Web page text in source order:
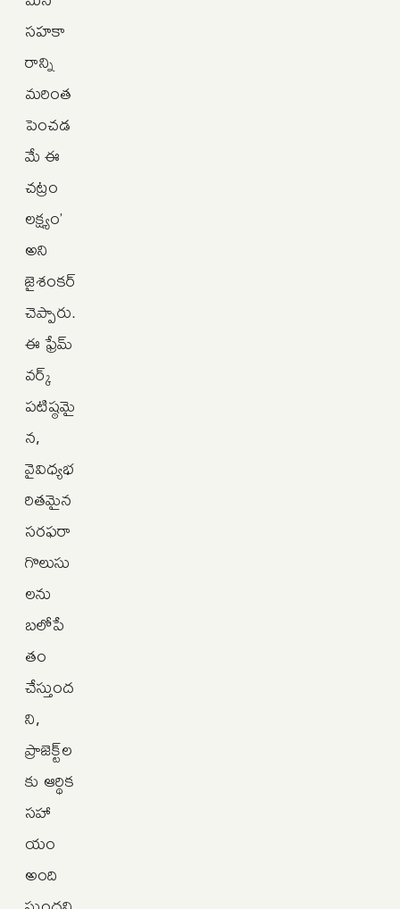
సహకా
రాన్ని
మరింత
పెంచడ
మే ఈ
చట్రం
లక్ష్యం’
అని
జైశంకర్‌
చెప్పారు.
ఈ ఫ్రేమ్‌
వర్క్‌
పటిష్ఠమై
న,
వైవిధ్యభ
రితమైన
సరఫరా
గొలుసు
లను
బలోపే
తం
చేస్తుంద
ని,
ప్రాజెక్ట్‌ల
కు ఆర్థిక
సహా
యం
అంది